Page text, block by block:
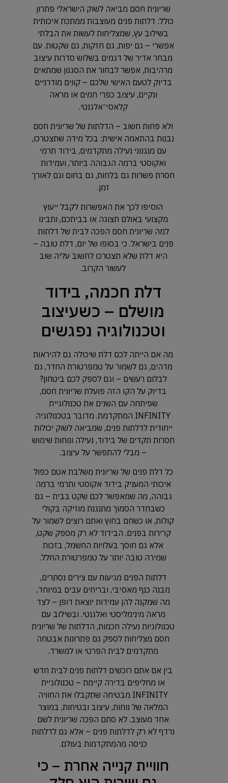
שריונית חסם מביאה לשוק הישראלי פתרון
כולל: דלתות פנים מעוצבות ממתכת איכותית
בשילוב עץ, שמצליחות לעשות את הבלתי
אפשרי – גם יפות, גם חזקות, גם שקטות. עם
מבחר אדיר של דגמים בשלוש סדרות עיצוב
מרהיבות, אפשר לבחור את הסגנון שמתאים
בדיוק לטעם האישי שלכם – קווים מודרניים
ונקיים, עיצוב כפרי חמים או מראה
קלאסי־אלגנטי.
ולא פחות חשוב – הדלתות של שריונית חסם
נבנות בהתאמה אישית: בכל מידה שתצטרכו,
עם מנגנוני נעילה מתקדמים, בידוד תרמי
ואקוסטי ברמה הגבוהה ביותר, ועמידות
חסרת פשרות גם בלחות, גם בחום וגם לאורך
זמן.
הוסיפו לכך את האפשרות לקבל ייעוץ
מקצועי באולם תצוגה או בביתכם, ותבינו
למה שריונית חסם הפכה לבית של דלתות
פנים בישראל. כי בסופו של יום, דלת טובה –
היא דלת שלא תצטרכו לחשוב עליה שוב
לעשור הקרוב.
דלת חכמה, בידוד
מושלם – כשעיצוב
וטכנולוגיה נפגשים
מה אם הייתה לכם דלת שיכולה גם להיראות
מדהים, גם לשמור על טמפרטורת החדר, גם
לבלום רעשים – וגם לספק לכם ביטחון?
בדיוק על הקו הזה פועלת שריונית חסם,
שפיתחה עם השנים את טכנולוגיית
INFINITY המתקדמת. מדובר בטכנולוגיה
ייחודית לדלתות פנים, שמביאה לשוק יכולות
חסרות תקדים של בידוד, נעילה ונוחות שימוש
– מבלי להתפשר על עיצוב.
כל דלת פנים של שריונית משלבת אטם כפול
איכותי המעניק בידוד אקוסטי ותרמי ברמה
גבוהה, מה שמאפשר לכם שקט בבית – גם
כשבחדר הסמוך מתנגנת מוזיקה בקולי
קולות, או כשחם בחוץ ואתם רוצים לשמור על
קרירות בפנים. הבידוד לא רק מספק שקט,
אלא גם חוסך בעלויות החשמל, בזכות
שמירה טובה יותר על טמפרטורת החלל.
דלתות הפנים מגיעות עם צירים נסתרים,
מבנה כנף מאסיבי, ובריחים עבים במיוחד,
מה שמקנה להן עמידות יוצאת דופן – לצד
מראה מינימליסטי ואלגנטי. ובשילוב עם
טכנולוגיות נעילה חכמות, הדלתות של שריונית
חסם מצליחות לספק גם פתרונות אבטחה
מתקדמים לבית הפרטי או למשרד.
בין אם אתם רוכשים דלתות פנים לבית חדש
או מחליפים בדירה קיימת – טכנולוגיית
INFINITY מבטיחה שתקבלו את החוויה
המלאה של נוחות, עיצוב ובטיחות, במוצר
אחד מעוצב. לא סתם הפכה שריונית לשם
נרדף לא רק לדלתות פנים – אלא גם לדלתות
כניסה מהמתקדמות בעולם.
חוויית קנייה אחרת – כי